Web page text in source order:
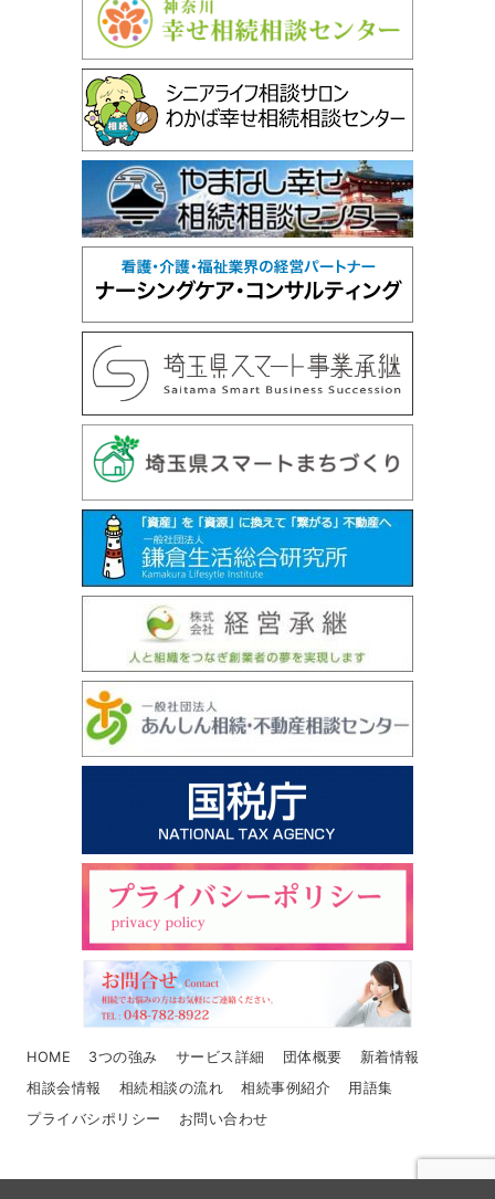
HOME 3つの強み サービス詳細 団体概要
新着情報
相談会情報
相続相談の流れ 相続事例紹介
用語集
プライバシポリシー
お問い合わせ